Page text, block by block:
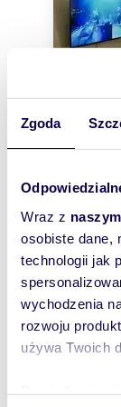
Zgoda
Wraz z
osobiste dane,
technologii jak
wychodzenia
rozwoju
używa Twoich
35m
Polecam kawalerkę 35 m² w centrum Łodzi
przy
249
Łodzi